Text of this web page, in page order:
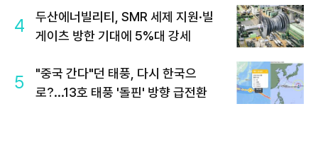
4
두산에너빌리티, SMR 세제 지원·빌
게이츠 방한 기대에 5%대 강세
5
"중국 간다"던 태풍, 다시 한국으
로?...13호 태풍 '돌핀' 방향 급전환